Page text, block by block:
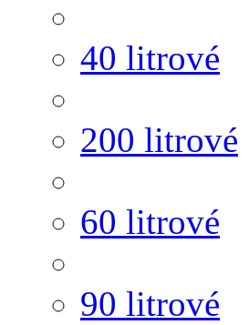
40 litrové
200 litrové
60 litrové
90 litrové